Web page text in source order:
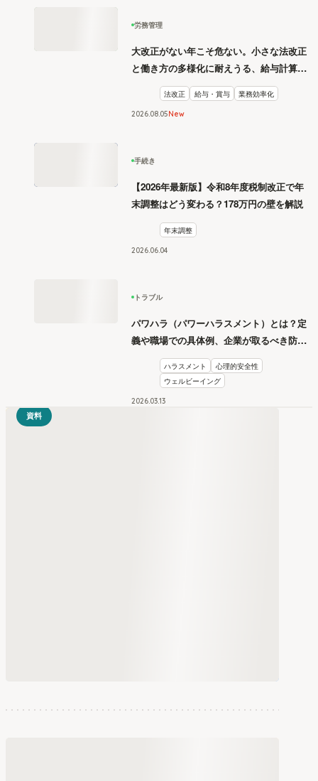
労務管理
大改正がない年こそ危ない。小さな法改正
と働き方の多様化に耐えうる、給与計算と
リスク管理
法改正 給与・賞与 業務効率化
2026.08 05New
手続き
【2026年最新版】令和8年度税制改正で年
末調整はどう変わる？178万円の壁を解説
年末調整
2026.06 04
トラブル
パワハラ（パワーハラスメント）とは？定
義や職場での具体例、企業が取るべき防止
措置を学ぶ
ハラスメント
心理的安全性
ウェルビーイング
2026.0313
資料